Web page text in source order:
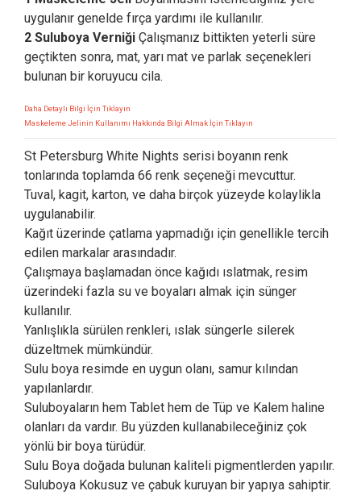
uygulanır genelde fırça yardımı ile kullanılır.
2 Suluboya Verniği Çalışmanız bittikten yeterli süre
geçtikten sonra, mat, yarı mat ve parlak seçenekleri
bulunan bir koruyucu cila.
Daha Detaylı Bilgi İçin Tıklayın
Maskeleme Jelinin Kullanımı Hakkında Bilgi Almak İçin Tıklayın
St Petersburg White Nights serisi boyanın renk
tonlarında toplamda 66 renk seçeneği mevcuttur.
Tuval, kagit, karton, ve daha birçok yüzeyde kolaylikla
uygulanabilir.
Kağıt üzerinde çatlama yapmadığı için genellikle tercih
edilen markalar arasındadır.
Çalışmaya başlamadan önce kağıdı ıslatmak, resim
üzerindeki fazla su ve boyaları almak için sünger
kullanılır.
Yanlışlıkla sürülen renkleri, ıslak süngerle silerek
düzeltmek mümkündür.
Sulu boya resimde en uygun olanı, samur kılından
yapılanlardır.
Suluboyaların hem Tablet hem de Tüp ve Kalem haline
olanları da vardır. Bu yüzden kullanabileceğiniz çok
yönlü bir boya türüdür.
Sulu Boya doğada bulunan kaliteli pigmentlerden yapılır.
Suluboya Kokusuz ve çabuk kuruyan bir yapıya sahiptir.